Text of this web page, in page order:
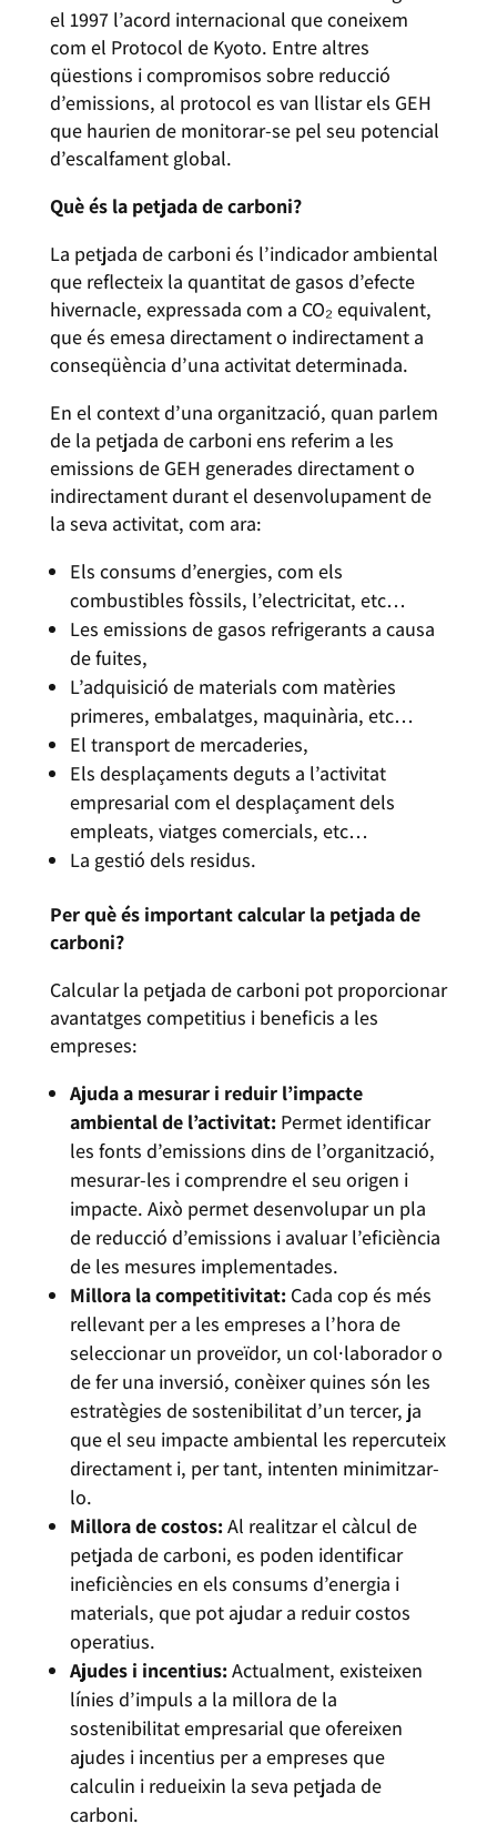
el 1997 l’acord internacional que coneixem
com el Protocol de Kyoto. Entre altres
qüestions i compromisos sobre reducció
d’emissions, al protocol es van llistar els GEH
que haurien de monitorar-se pel seu potencial
d’escalfament global.
Què és la petjada de carboni?
La petjada de carboni és l’indicador ambiental
que reflecteix la quantitat de gasos d’efecte
hivernacle, expressada com a CO₂ equivalent,
que és emesa directament o indirectament a
conseqüència d’una activitat determinada.
En el context d’una organització, quan parlem
de la petjada de carboni ens referim a les
emissions de GEH generades directament o
indirectament durant el desenvolupament de
la seva activitat, com ara:
Els consums d’energies, com els
combustibles fòssils, l’electricitat, etc…
Les emissions de gasos refrigerants a causa
de fuites,
L’adquisició de materials com matèries
primeres, embalatges, maquinària, etc…
El transport de mercaderies,
Els desplaçaments deguts a l’activitat
empresarial com el desplaçament dels
empleats, viatges comercials, etc…
La gestió dels residus.
Per què és important calcular la petjada de
carboni?
Calcular la petjada de carboni pot proporcionar
avantatges competitius i beneficis a les
empreses:
Ajuda a mesurar i reduir l’impacte
ambiental de l’activitat: Permet identificar
les fonts d’emissions dins de l’organització,
mesurar-les i comprendre el seu origen i
impacte. Això permet desenvolupar un pla
de reducció d’emissions i avaluar l’eficiència
de les mesures implementades.
Millora la competitivitat: Cada cop és més
rellevant per a les empreses a l’hora de
seleccionar un proveïdor, un col·laborador o
de fer una inversió, conèixer quines són les
estratègies de sostenibilitat d’un tercer, ja
que el seu impacte ambiental les repercuteix
directament i, per tant, intenten minimitzar-
lo.
Millora de costos: Al realitzar el càlcul de
petjada de carboni, es poden identificar
ineficiències en els consums d’energia i
materials, que pot ajudar a reduir costos
operatius.
Ajudes i incentius: Actualment, existeixen
línies d’impuls a la millora de la
sostenibilitat empresarial que ofereixen
ajudes i incentius per a empreses que
calculin i redueixin la seva petjada de
carboni.